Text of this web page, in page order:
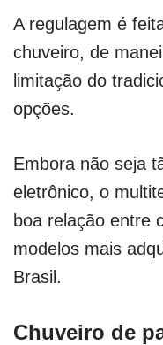
A regulagem é
chuveiro, de
limitação do
opções.
Embora não seja
eletrônico, o
boa relação entre
modelos mais
Brasil.
Chuveiro de